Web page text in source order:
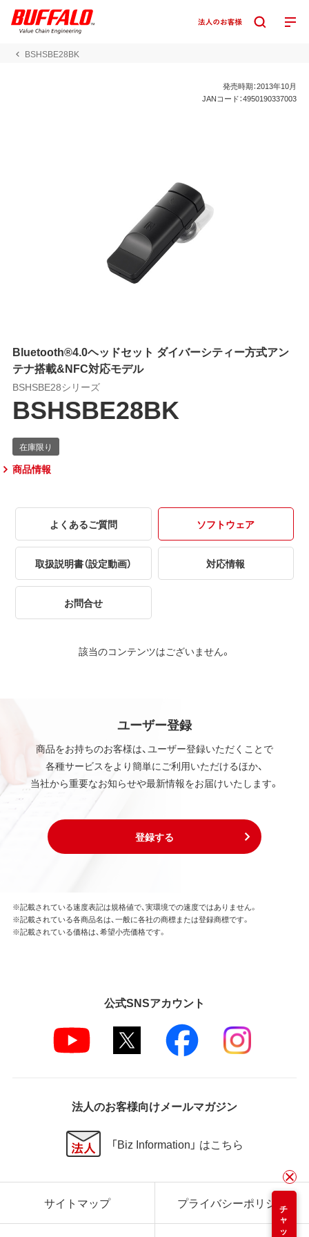
BSHSBE28BK
発売時期：2013年10月
JANコード：4950190337003
Bluetooth®4.0ヘッドセット ダイバーシティー方式アン
テナ搭載&NFC対応モデル
BSHSBE28シリーズ
BSHSBE28BK
商品情報
よくあるご質問 ソフトウェア
取扱説明書（設定動画） 対応情報
お問合せ
該当のコンテンツはございません。
ユーザー登録
商品をお持ちのお客様は、ユーザー登録いただくことで
各種サービスをより簡単にご利用いただけるほか、
当社から重要なお知らせや最新情報をお届けいたします。
登録する
チャット
※記載されている速度表記は規格値で、実環境での速度ではありません。
※記載されている各商品名は、一般に各社の商標または登録商標です。
※記載されている価格は、希望小売価格です。
公式SNSアカウント
法人のお客様向けメールマガジン
「Biz Information」 はこちら
サイトマップ プライバシーポリシー